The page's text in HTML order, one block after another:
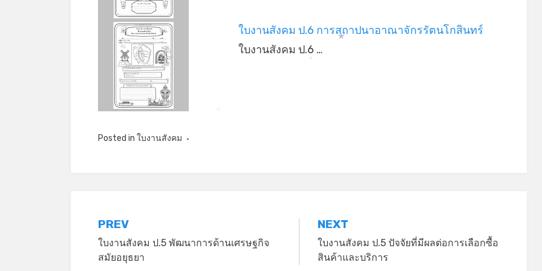
ใบงานสังคม ป.6 การสถาปนาอาณาจักรรัตนโกสินทร์
ใบงานสังคม ป.6 …
Posted in ใบงานสังคม
แนะแนว
เรื่อง
PREV
ใบงานสังคม ป.5 พัฒนาการด้านเศรษฐกิจ
สมัยอยุธยา
NEXT
ใบงานสังคม ป.5 ปัจจัยที่มีผลต่อการเลือกซื้อ
สินค้าและบริการ